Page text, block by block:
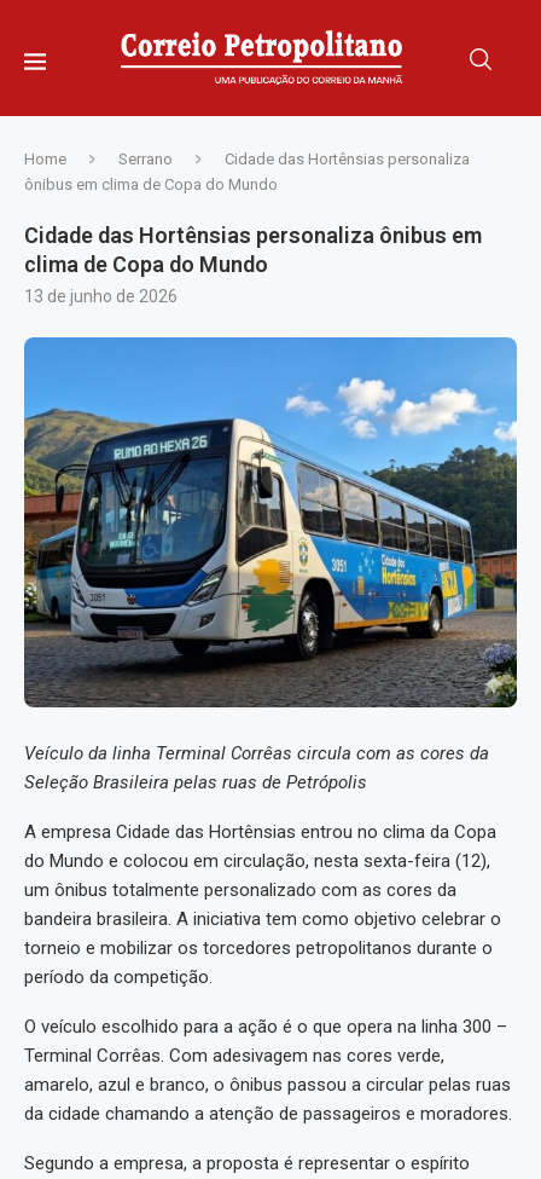
Home Serrano
Cidade das Hortênsias personaliza
ônibus em clima de Copa do Mundo
Cidade das Hortênsias personaliza ônibus em
clima de Copa do Mundo
13 de junho de 2026
Veículo da linha Terminal Corrêas circula com as cores da
Seleção Brasileira pelas ruas de Petrópolis
A empresa Cidade das Hortênsias entrou no clima da Copa
do Mundo e colocou em circulação, nesta sexta-feira (12),
um ônibus totalmente personalizado com as cores da
bandeira brasileira. A iniciativa tem como objetivo celebrar o
torneio e mobilizar os torcedores petropolitanos durante o
período da competição.
O veículo escolhido para a ação é o que opera na linha 300 –
Terminal Corrêas. Com adesivagem nas cores verde,
amarelo, azul e branco, o ônibus passou a circular pelas ruas
da cidade chamando a atenção de passageiros e moradores.
Segundo a empresa, a proposta é representar o espírito